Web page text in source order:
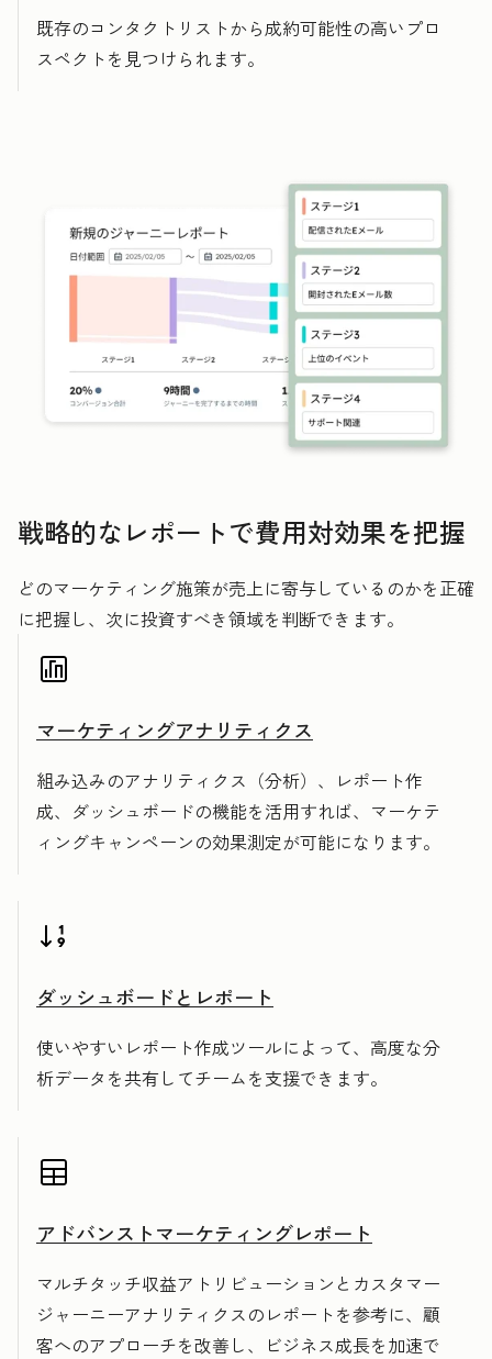
既存のコンタクトリストから成約可能性の高いプロ
スペクトを見つけられます。
戦略的なレポートで費用対効果を把握
どのマーケティング施策が売上に寄与しているのかを正確
に把握し、次に投資すべき領域を判断できます。
マーケティングアナリティクス
組み込みのアナリティクス（分析）、レポート作
成、ダッシュボードの機能を活用すれば、マーケテ
ィングキャンペーンの効果測定が可能になります。
ダッシュボードとレポート
使いやすいレポート作成ツールによって、高度な分
析データを共有してチームを支援できます。
アドバンストマーケティングレポート
マルチタッチ収益アトリビューションとカスタマー
ジャーニーアナリティクスのレポートを参考に、顧
客へのアプローチを改善し、ビジネス成長を加速で